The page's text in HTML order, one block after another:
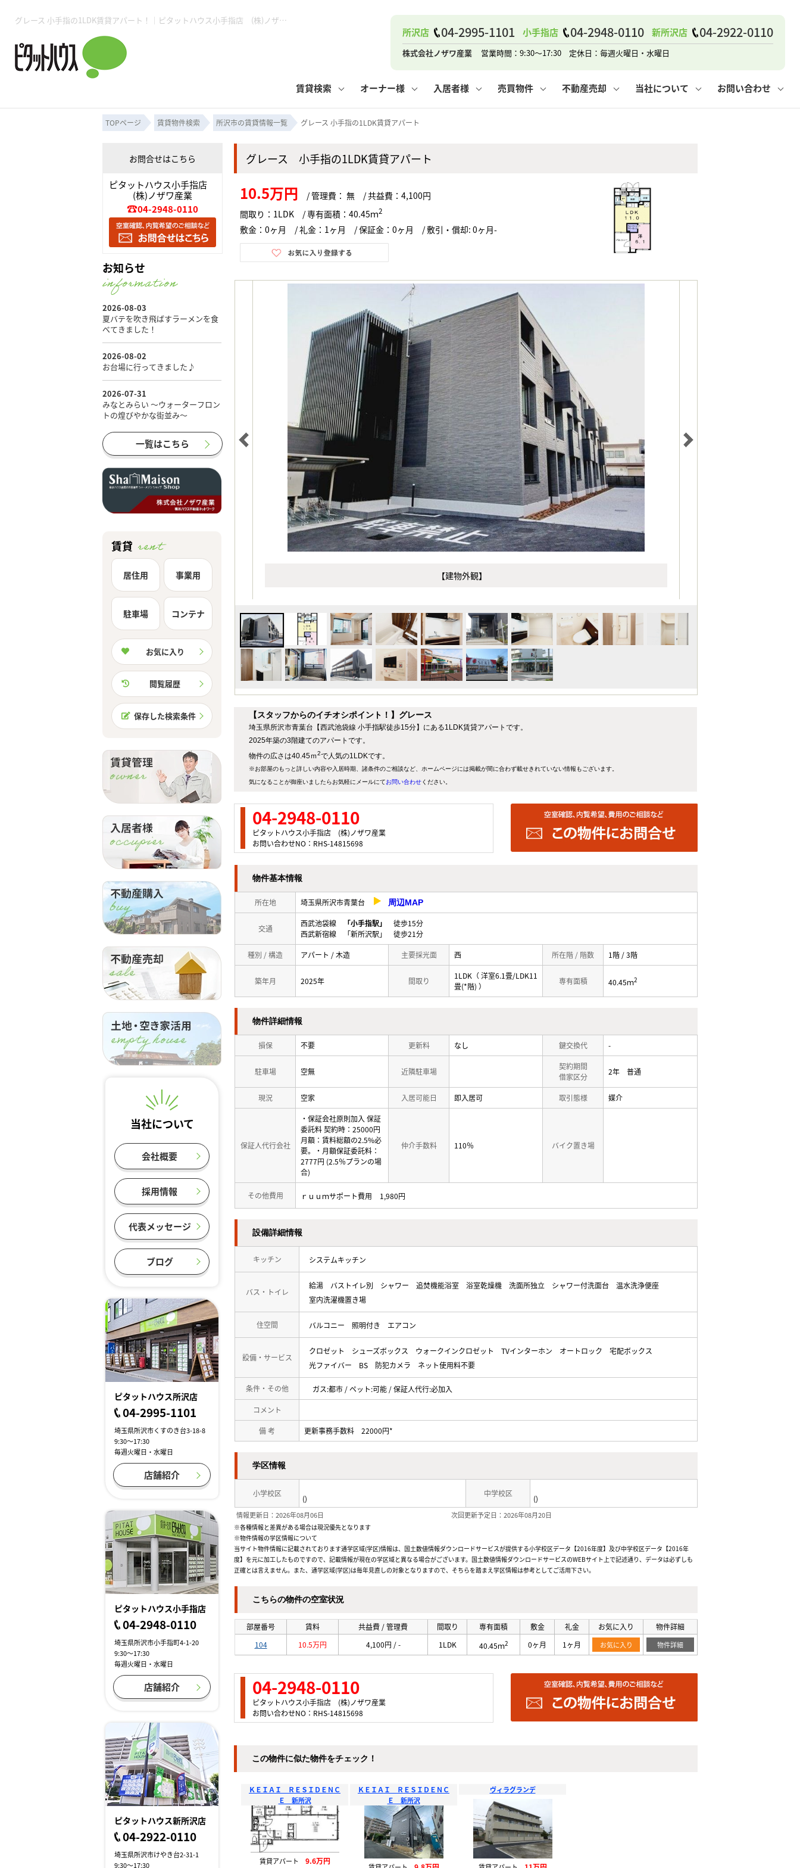
グレース 小手指の1LDK賃貸アパート！｜ピタットハウス小手指店 (株)ノザワ産業
所沢店 04-2995-1101 小手指店 04-2948-0110 新所沢店 04-2922-0110
株式会社ノザワ産業 営業時間：9:30～17:30 定休日：毎週火曜日・水曜日
賃貸検索
所沢賃貸TOP 物件検索フォーム お気に入り 閲覧履歴
月極駐車場 事業用物件 コンテナ
オーナー様
賃貸管理業務 土地・空き家活用 空き家管理 管理物件一覧
入居者様
入居者様用ページTOP 入居中のマナー 住まいのトラブルQ&A
売買物件
売買物件一覧 購入時の諸費用 購入までの流れ よくある質問
不動産売却
無料売却査定 仲介手数料について 業者の選び方 媒介契約の種類
必要な書類 売却の流れ 高く売るポイント よくある質問
当社について
スタッフ紹介 お知らせ お客様の声 スタッフブログ
ピタットハウス所沢店 ピタットハウス小手指店 ピタットハウス新所沢店
お問い合わせ
ご来店予約 お住まいの解約手続き その他の問合せ
所沢賃貸TOP 閲覧履歴 保存した検索条件
月極駐車場 事業用物件 コンテナ
賃貸管理業務 管理のご依頼
入居者様用ページTOP 住まいのトラブルQ&A お住まいの解約手続き その他の問合せ
売買物件一覧 よくある質問 マンションVS戸建て 賃貸vs持ち家
無料売却査定 媒介契約の種類 売却時の諸費用 仲介と買取の違い
必要な書類
会社概要 スタッフブログ 個人情報保護方針
ピタットハウス所沢店 ピタットハウス小手指店
ご来店予約
TOPページ 賃貸物件検索 所沢市の賃貸情報一覧 グレース 小手指の1LDK賃貸アパート
グレース 小手指の1LDK賃貸アパート
10.5万円 / 管理費： 無 / 共益費：4,100円
間取り：1LDK / 専有面積：40.45ｍ2
敷金：0ヶ月 / 礼金：1ヶ月 / 保証金：0ヶ月 / 敷引・償却: 0ヶ月-
【建物外観】
【スタッフからのイチオシポイント！】グレース
埼玉県所沢市青葉台【西武池袋線 小手指駅徒歩15分】にある1LDK賃貸アパートです。
2025年築の3階建てのアパートです。
物件の広さは40.45ｍ2で人気の1LDKです。
※お部屋のもっと詳しい内容や入居時期、諸条件のご相談など、ホームページには掲載が間に合わず載せきれていない情報もございます。
気になることが御座いましたらお気軽にメールにてお問い合わせください。
04-2948-0110
ピタットハウス小手指店 (株)ノザワ産業
お問い合わせNO：RHS-14815698
物件基本情報
所在地 埼玉県所沢市青葉台 周辺MAP
交通
西武池袋線 「小手指駅」
徒歩15分
西武新宿線 「新所沢駅」 徒歩21分
種別 / 構造 アパート / 木造 主要採光面 西 所在階 / 階数 1階 / 3階
築年月 2025年 間取り
1LDK（ 洋室6.1畳/LDK11
畳(*階) ）
専有面積 40.45ｍ2
物件詳細情報
損保 不要 更新料 なし 鍵交換代 -
駐車場 空無 近隣駐車場
契約期間
借家区分
2年 普通
現況 空家 入居可能日 即入居可 取引態様 媒介
保証人代行会社
・保証会社原則加入 保証
委託料 契約時：25000円
月額：賃料総額の2.5%必
要。・月額保証委託料：
2777円 (2.5％プランの場
合)
仲介手数料 110％ バイク置き場
その他費用 ｒｕｕｍサポート費用 1,980円
設備詳細情報
キッチン システムキッチン
バス・トイレ
給湯 バストイレ別 シャワー 追焚機能浴室 浴室乾燥機 洗面所独立 シャワー付洗面台
温水洗浄便座
室内洗濯機置き場
住空間 バルコニー 照明付き エアコン
設備・サービス
クロゼット シューズボックス ウォークインクロゼット TVインターホン オートロック
宅配ボックス
光ファイバー
BS 防犯カメラ ネット使用料不要
条件・その他 ガス:都市 / ペット:可能 / 保証人代行:必加入
コメント
備 考 更新事務手数料 22000円*
学区情報
小学校区
()
中学校区
()
情報更新日：2026年08月06日 次回更新予定日：2026年08月20日
※各種情報と差異がある場合は現況優先となります
※物件情報の学区情報について
当サイト物件情報に記載されております通学区域(学区)情報は、国土数値情報ダウンロードサービスが提供する小学校区データ【2016年度】及び中学校区データ【2016年
度】を元に加工したものですので、記載情報が現在の学区域と異なる場合がございます。国土数値情報ダウンロードサービスのWEBサイト上で記述通り、データは必ずしも
正確とは言えません。また、通学区域(学区)は毎年見直しの対象となりますので、そちらを踏まえ学区情報は参考としてご活用下さい。
こちらの物件の空室状況
部屋番号 賃料 共益費 / 管理費 間取り 専有面積 敷金 礼金 お気に入り
物件詳細
104
10.5万円 4,100円 / - 1LDK 40.45ｍ2 0ヶ月 1ヶ月 お気に入り 物件詳細
04-2948-0110
ピタットハウス小手指店 (株)ノザワ産業
お問い合わせNO：RHS-14815698
この物件に似た物件をチェック！
ＫＥＩＡＩ ＲＥＳＩＤＥＮＣ
Ｅ 新所沢
賃貸アパート 9.6万円
ＫＥＩＡＩ ＲＥＳＩＤＥＮＣ
Ｅ 新所沢
ヴィラグランデ
お問合せはこちら
ピタットハウス小手指店
(株)ノザワ産業
04-2948-0110
お知らせ
一覧はこちら
賃貸
居住用 事業用
駐車場 コンテナ
お気に入り
閲覧履歴
保存した検索条件
当社について
会社概要
採用情報
代表メッセージ
ブログ
ピタットハウス所沢店
04-2995-1101
埼玉県所沢市くすのき台3-18-8
9:30～17:30
毎週火曜日・水曜日
店舗紹介
ピタットハウス小手指店
04-2948-0110
埼玉県所沢市小手指町4-1-20
9:30～17:30
毎週火曜日・水曜日
店舗紹介
ピタットハウス新所沢店
04-2922-0110
埼玉県所沢市けやき台2-31-1
9:30～17:30